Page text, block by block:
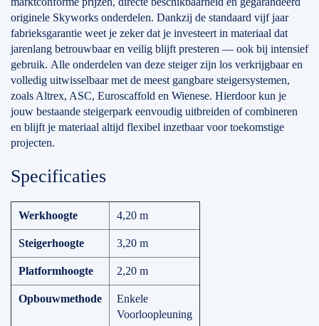
originele Skyworks onderdelen. Dankzij de standaard vijf jaar
fabrieksgarantie weet je zeker dat je investeert in materiaal dat
jarenlang betrouwbaar en veilig blijft presteren — ook bij intensief
gebruik. Alle onderdelen van deze steiger zijn los verkrijgbaar en
volledig uitwisselbaar met de meest gangbare steigersystemen,
zoals Altrex, ASC, Euroscaffold en Wienese. Hierdoor kun je
jouw bestaande steigerpark eenvoudig uitbreiden of combineren
en blijft je materiaal altijd flexibel inzetbaar voor toekomstige
projecten.
Specificaties
Werkhoogte 4,20 m
Steigerhoogte 3,20 m
Platformhoogte 2,20 m
Opbouwmethode
Enkele
Voorloopleuning